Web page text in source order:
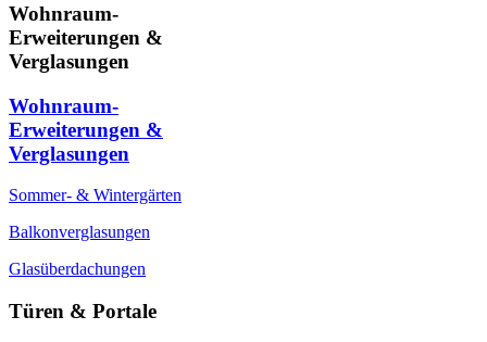
Wohnraum-
Erweiterungen &
Verglasungen
Wohnraum-
Erweiterungen &
Verglasungen
Sommer- & Wintergärten
Balkonverglasungen
Glasüberdachungen
Türen & Portale